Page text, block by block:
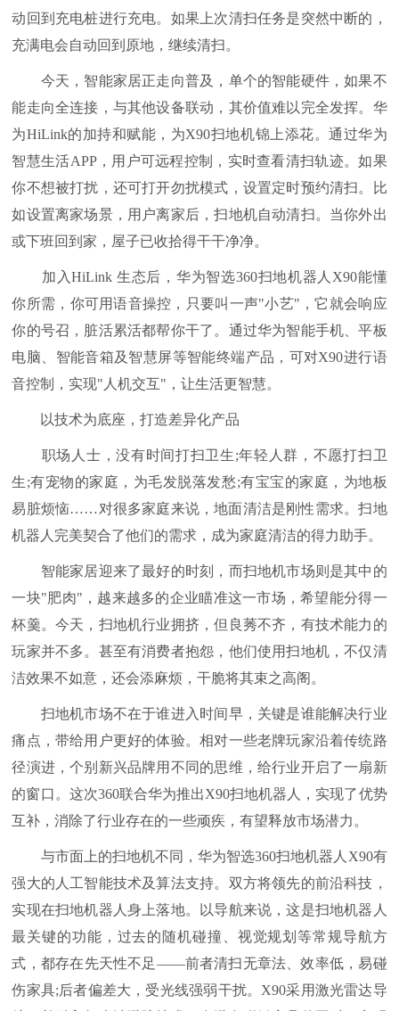
动回到充电桩进行充电。如果上次清扫任务是突然中断的，
充满电会自动回到原地，继续清扫。
今天，智能家居正走向普及，单个的智能硬件，如果不
能走向全连接，与其他设备联动，其价值难以完全发挥。华
为HiLink的加持和赋能，为X90扫地机锦上添花。通过华为
智慧生活APP，用户可远程控制，实时查看清扫轨迹。如果
你不想被打扰，还可打开勿扰模式，设置定时预约清扫。比
如设置离家场景，用户离家后，扫地机自动清扫。当你外出
或下班回到家，屋子已收拾得干干净净。
加入HiLink 生态后，华为智选360扫地机器人X90能懂
你所需，你可用语音操控，只要叫一声"小艺"，它就会响应
你的号召，脏活累活都帮你干了。通过华为智能手机、平板
电脑、智能音箱及智慧屏等智能终端产品，可对X90进行语
音控制，实现"人机交互"，让生活更智慧。
以技术为底座，打造差异化产品
职场人士，没有时间打扫卫生;年轻人群，不愿打扫卫
生;有宠物的家庭，为毛发脱落发愁;有宝宝的家庭，为地板
易脏烦恼……对很多家庭来说，地面清洁是刚性需求。扫地
机器人完美契合了他们的需求，成为家庭清洁的得力助手。
智能家居迎来了最好的时刻，而扫地机市场则是其中的
一块"肥肉"，越来越多的企业瞄准这一市场，希望能分得一
杯羹。今天，扫地机行业拥挤，但良莠不齐，有技术能力的
玩家并不多。甚至有消费者抱怨，他们使用扫地机，不仅清
洁效果不如意，还会添麻烦，干脆将其束之高阁。
扫地机市场不在于谁进入时间早，关键是谁能解决行业
痛点，带给用户更好的体验。相对一些老牌玩家沿着传统路
径演进，个别新兴品牌用不同的思维，给行业开启了一扇新
的窗口。这次360联合华为推出X90扫地机器人，实现了优势
互补，消除了行业存在的一些顽疾，有望释放市场潜力。
与市面上的扫地机不同，华为智选360扫地机器人X90有
强大的人工智能技术及算法支持。双方将领先的前沿科技，
实现在扫地机器人身上落地。以导航来说，这是扫地机器人
最关键的功能，过去的随机碰撞、视觉规划等常规导航方
式，都存在先天性不足——前者清扫无章法、效率低，易碰
伤家具;后者偏差大，受光线强弱干扰。X90采用激光雷达导